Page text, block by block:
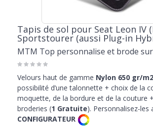
Tapis de sol pour Seat Leon IV
Sportstourer (aussi Plug-in
MTM Top personnalise et brode
Velours haut de gamme Nylon 650 gr/m2
possibilité d’une talonnette + choix de la
moquette, de la bordure et de la couture
broderies (1 Gratuite). Personnalisez-les
CONFIGURATEUR